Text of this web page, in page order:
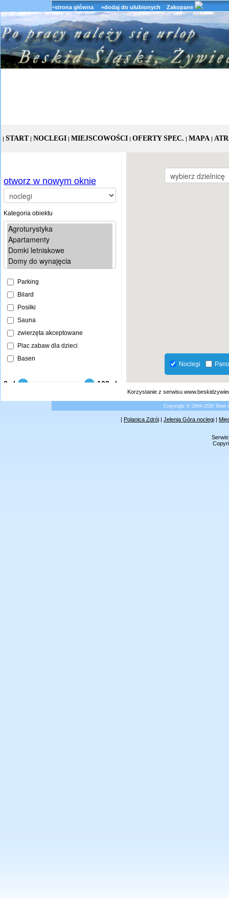
+strona główna +dodaj do ulubionych Zakopane
| START| NOCLEGI | MIEJSCOWOŚCI | OFERTY SPEC. | MAPA |
Korzystanie z serwisu
Copyright © 2004-2026
| Polanica Zdrój | Jelenia Góra noclegi |